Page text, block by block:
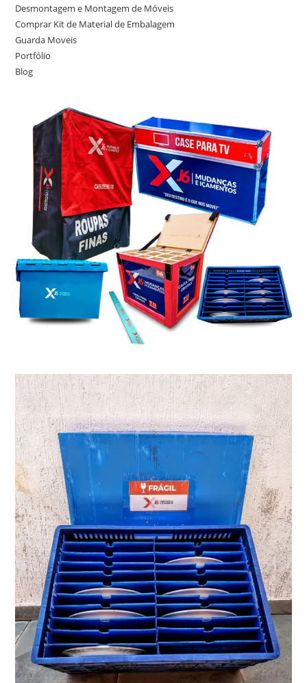
Desmontagem e Montagem de Móveis
Comprar Kit de Material de Embalagem
Guarda Moveis
Portfólio
Blog